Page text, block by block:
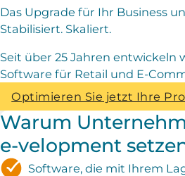
Das Upgrade für Ihr Business
Stabilisiert. Skaliert.
Seit über 25 Jahren entwickeln
Software für Retail und E-
Optimieren Sie jetzt Ihre
Warum
e-velopment
Software, die mit Ihrem